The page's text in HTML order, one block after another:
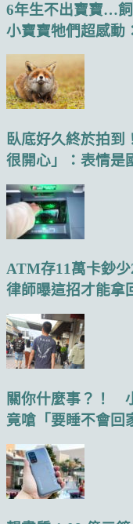
6年生不出寶寶…
小寶寶牠們超感動
臥底好久終於拍
很開心」：表情是
ATM存11萬卡鈔
律師曝這招才能拿
關你什麼事？！
竟嗆「要睡不會回